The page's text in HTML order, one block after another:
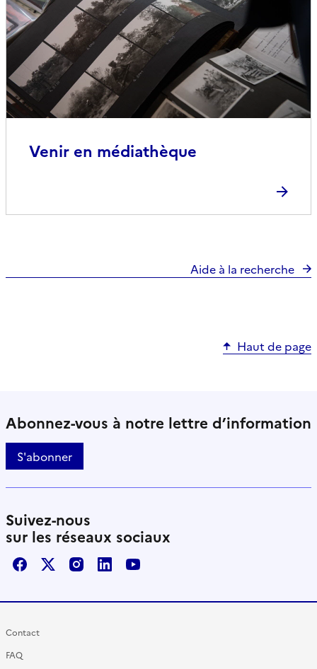
Venir en médiathèque
Aide à la recherche
Haut de page
Abonnez-vous à notre lettre d’information
S'abonner
Suivez-nous
sur les réseaux sociaux
FacebookX / TwitterInstagram
LinkedInYoutube
Contact
FAQ